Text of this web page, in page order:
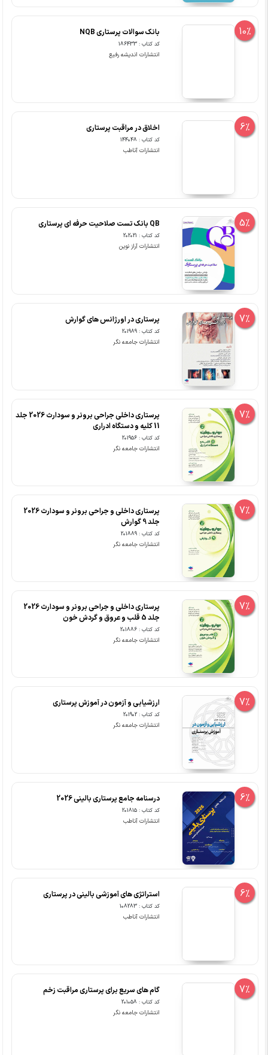
10% بانک سوالات پرستاری NQB
کد کتاب : 186433
انتشارات اندیشه رفیع
6% اﺧﻼق در ﻣﺮاﻗﺒﺖ ﭘﺮﺳﺘﺎری
کد کتاب : 144048
انتشارات آناطب
5% QB بانک تست صلاحیت حرفه ای پرستاری
کد کتاب : 202021
انتشارات آراز نوین
7% پرستاری در اورژانس های گوارش
کد کتاب : 201989
انتشارات جامعه نگر
7%
پرستاری داخلی جراحی برونر و سودارث 2026 جلد
11 کلیه و دستگاه ادراری
کد کتاب : 201956
انتشارات جامعه نگر
7%
پرستاری داخلی و جراحی برونر و سودارث 2026
جلد 9 گوارش
کد کتاب : 201889
انتشارات جامعه نگر
7%
پرستاری داخلی و جراحی برونر و سودارث 2026
جلد 5 قلب و عروق و گردش خون
کد کتاب : 201886
انتشارات جامعه نگر
7% ارزشیابی و آزمون در آموزش پرستاری
کد کتاب : 201902
انتشارات جامعه نگر
6% درسنامه جامع پرستاری بالینی 2026
کد کتاب : 201815
انتشارات آناطب
6% استراتژی های آموزشی بالینی در پرستاری
کد کتاب : 108283
انتشارات آناطب
7% گام های سریع برای پرستاری مراقبت زخم
کد کتاب : 201058
انتشارات جامعه نگر